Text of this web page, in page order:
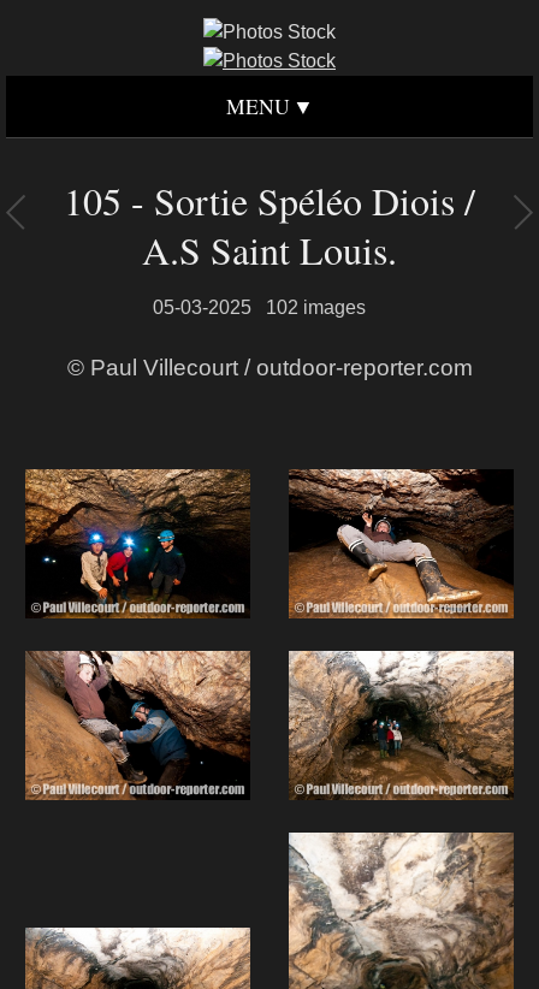
MENU
105 - Sortie Spéléo Diois /
A.S Saint Louis.
05-03-2025 102 images
© Paul Villecourt / outdoor-reporter.com